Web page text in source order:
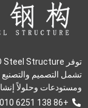
تشمل التصميم
ومستودعات وحلولاً
+86 138 6251 1010